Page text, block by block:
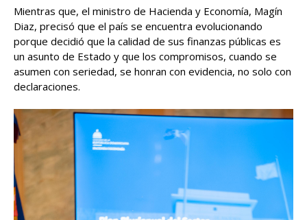
Mientras que, el ministro de Hacienda y Economía, Magín
Diaz, precisó que el país se encuentra evolucionando
porque decidió que la calidad de sus finanzas públicas es
un asunto de Estado y que los compromisos, cuando se
asumen con seriedad, se honran con evidencia, no solo con
declaraciones.